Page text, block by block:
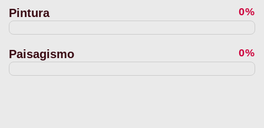
Pintura 0%
Paisagismo 0%